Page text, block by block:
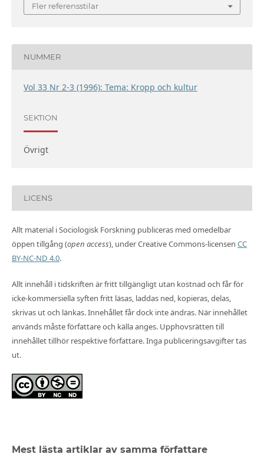
Fler referensstilar
NUMMER
Vol 33 Nr 2-3 (1996): Tema: Kropp och kultur
SEKTION
Övrigt
LICENS
Allt material i Sociologisk Forskning publiceras med omedelbar
öppen tillgång (open access), under Creative Commons-licensen CC
BY-NC-ND 4.0.
Allt innehåll i tidskriften är fritt tillgängligt utan kostnad och får för
icke-kommersiella syften fritt läsas, laddas ned, kopieras, delas,
skrivas ut och länkas. Innehållet får dock inte ändras. När innehållet
används måste författare och källa anges. Upphovsrätten till
innehållet tillhör respektive författare. Inga publiceringsavgifter tas
ut.
Mest lästa artiklar av samma författare